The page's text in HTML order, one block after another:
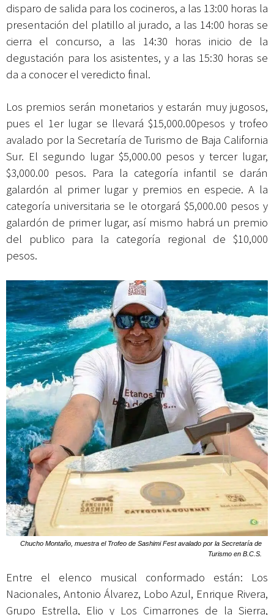
disparo de salida para los cocineros, a las 13:00 horas la
presentación del platillo al jurado, a las 14:00 horas se
cierra el concurso, a las 14:30 horas inicio de la
degustación para los asistentes, y a las 15:30 horas se
da a conocer el veredicto final.
Los premios serán monetarios y estarán muy jugosos,
pues el 1er lugar se llevará $15,000.00pesos y trofeo
avalado por la Secretaría de Turismo de Baja California
Sur. El segundo lugar $5,000.00 pesos y tercer lugar,
$3,000.00 pesos. Para la categoría infantil se darán
galardón al primer lugar y premios en especie. A la
categoría universitaria se le otorgará $5,000.00 pesos y
galardón de primer lugar, así mismo habrá un premio
del publico para la categoría regional de $10,000
pesos.
Chucho Montaño, muestra el Trofeo de Sashimi Fest avalado por la Secretaría de
Turismo en B.C.S.
Entre el elenco musical conformado están: Los
Nacionales, Antonio Álvarez, Lobo Azul, Enrique Rivera,
Grupo Estrella, Elio y Los Cimarrones de la Sierra,